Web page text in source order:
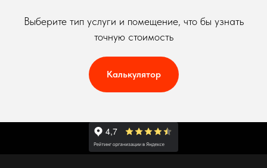
Выберите тип услуги и помещение, что бы узнать
точную стоимость
Калькулятор